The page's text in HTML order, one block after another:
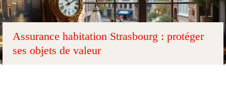
Assurance habitation Strasbourg : protéger
ses objets de valeur